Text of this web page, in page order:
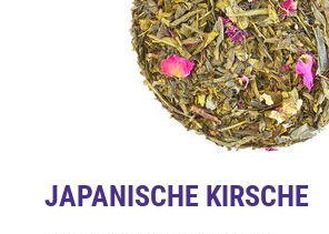
JAPANISCHE KIRSCHE